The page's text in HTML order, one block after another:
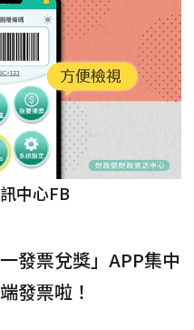
中心FB
發票兌獎」APP集中
發票啦！